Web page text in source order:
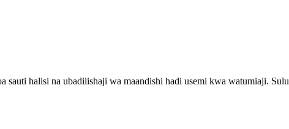
sauti halisi na ubadilishaji wa maandishi hadi usemi kwa watumiaji.